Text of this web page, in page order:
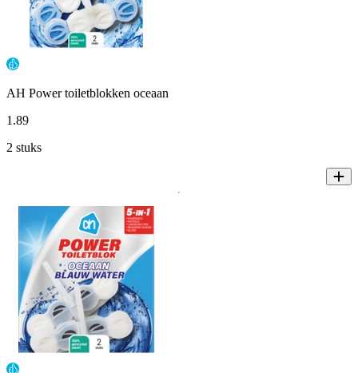
AH Power toiletblokken oceaan
1.89
2 stuks